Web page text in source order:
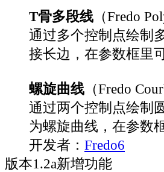
T骨多段线 （Fredo
通过多个控制点绘制
接长边，在参数框里
螺旋曲线 （Fredo
通过两个控制点绘制
为螺旋曲线，在参数
开发者： Fredo6
版本1.2a新增功能